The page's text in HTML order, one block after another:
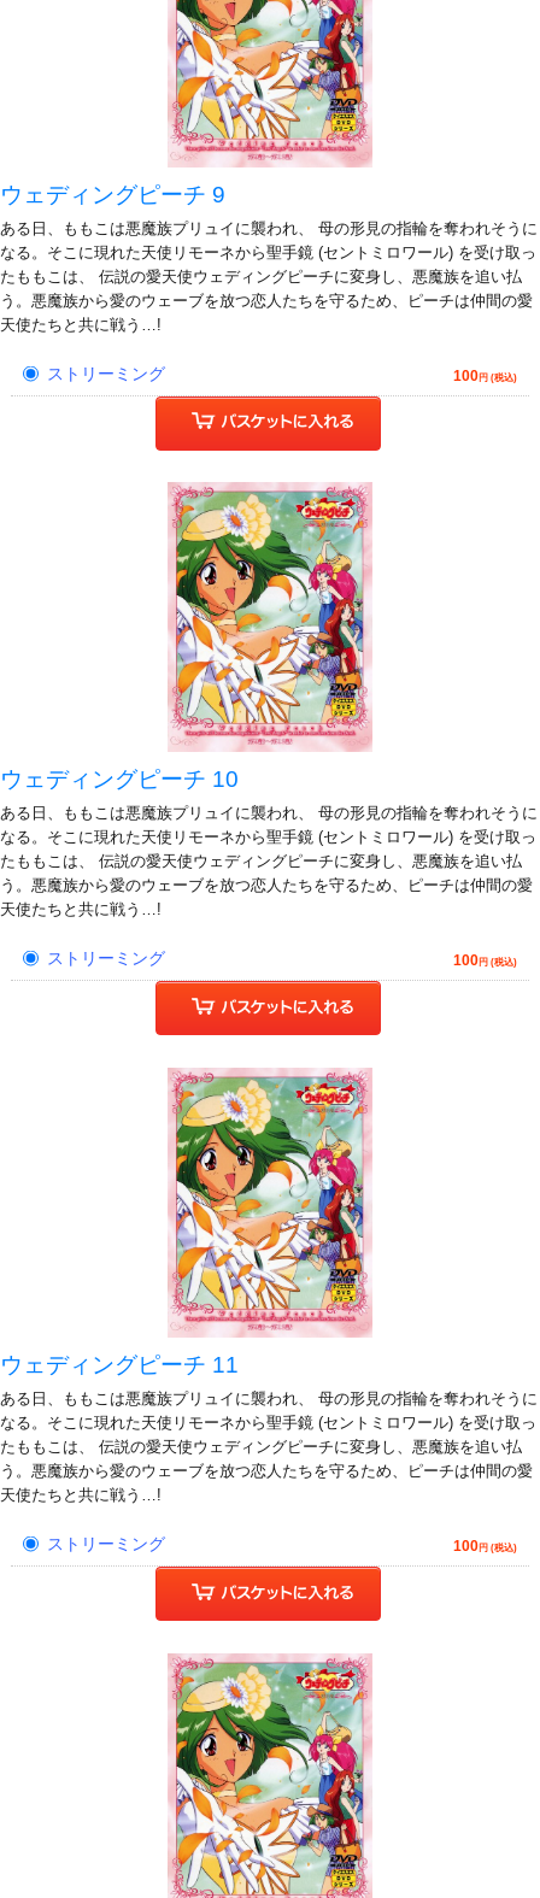
ウェディングピーチ 9
ある日、ももこは悪魔族プリュイに襲われ、 母の形見の指輪を奪われそうに
なる。そこに現れた天使リモーネから聖手鏡 (セントミロワール) を受け取っ
たももこは、 伝説の愛天使ウェディングピーチに変身し、悪魔族を追い払
う。悪魔族から愛のウェーブを放つ恋人たちを守るため、ピーチは仲間の愛
天使たちと共に戦う…!
ストリーミング 100円 (税込)
ウェディングピーチ 10
ある日、ももこは悪魔族プリュイに襲われ、 母の形見の指輪を奪われそうに
なる。そこに現れた天使リモーネから聖手鏡 (セントミロワール) を受け取っ
たももこは、 伝説の愛天使ウェディングピーチに変身し、悪魔族を追い払
う。悪魔族から愛のウェーブを放つ恋人たちを守るため、ピーチは仲間の愛
天使たちと共に戦う…!
ストリーミング 100円 (税込)
ウェディングピーチ 11
ある日、ももこは悪魔族プリュイに襲われ、 母の形見の指輪を奪われそうに
なる。そこに現れた天使リモーネから聖手鏡 (セントミロワール) を受け取っ
たももこは、 伝説の愛天使ウェディングピーチに変身し、悪魔族を追い払
う。悪魔族から愛のウェーブを放つ恋人たちを守るため、ピーチは仲間の愛
天使たちと共に戦う…!
ストリーミング 100円 (税込)